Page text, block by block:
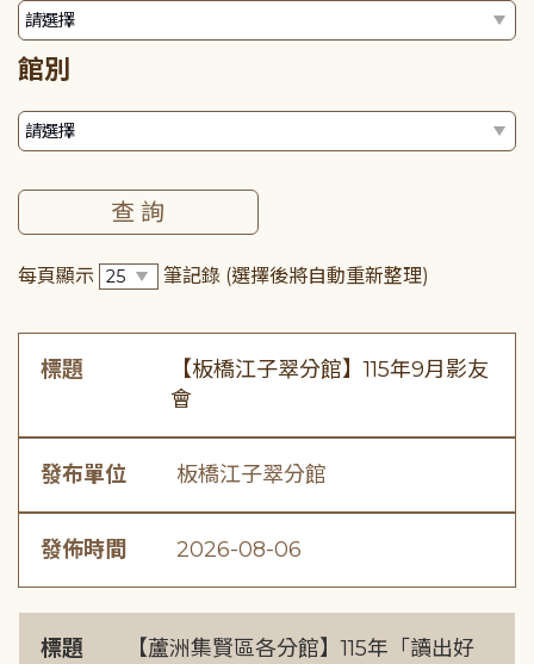
館別
每頁顯示 筆記錄 (選擇後將自動重新整理)
標題
【板橋江子翠分館】115年9月影友
會
發布單位 板橋江子翠分館
發佈時間 2026-08-06
標題
【蘆洲集賢區各分館】115年「讀出好